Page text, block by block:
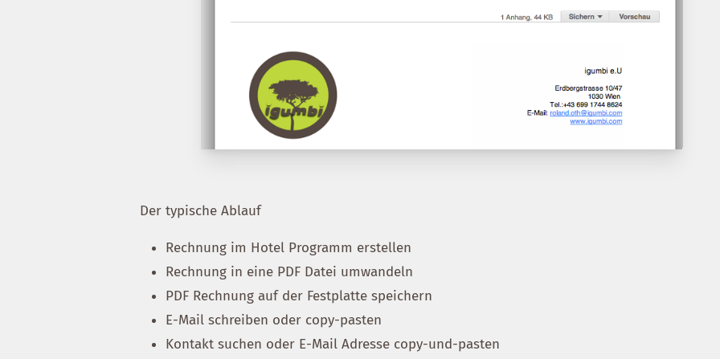
Der typische Ablauf
Rechnung im Hotel Programm erstellen
Rechnung in eine PDF Datei umwandeln
PDF Rechnung auf der Festplatte speichern
E-Mail schreiben oder copy-pasten
Kontakt suchen oder E-Mail Adresse copy-und-pasten